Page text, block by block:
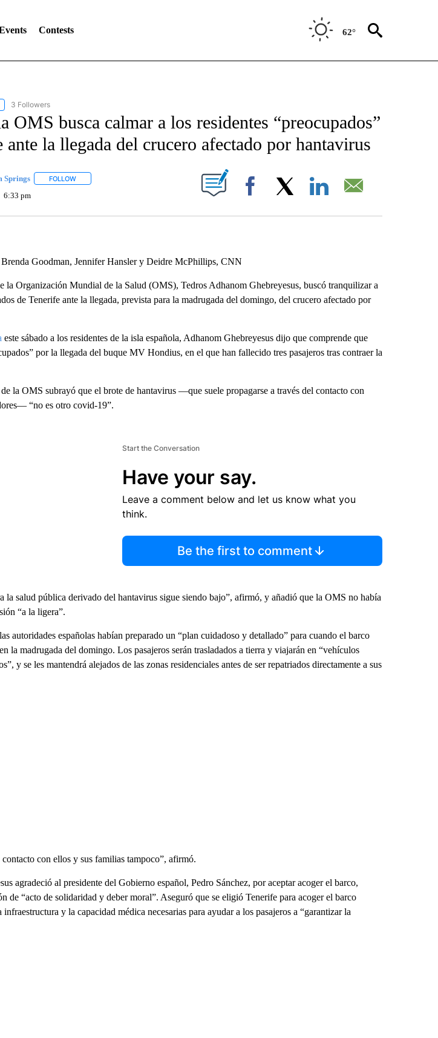
Contests 62°
"NEWS" TO RECEIVE NOTIFICATIONS ABOUT NEW PAGES ON "NEWS".
3 Followers
OMS busca calmar a los residentes “preocupados”
ante la llegada del crucero afectado por hantavirus
Springs FOLLOWFOLLOW "" TO RECEIVE NOTIFICATIONS ABOUT NEW PAGES ON "".
6:33 pm Facebook
Goodman, Jennifer Hansler y Deidre McPhillips, CNN
la Organización Mundial de la Salud (OMS), Tedros Adhanom Ghebreyesus, buscó tranquilizar a
de Tenerife ante la llegada, prevista para la madrugada del domingo, del crucero afectado por
este sábado a los residentes de la isla española, Adhanom Ghebreyesus dijo que comprende que
por la llegada del buque MV Hondius, en el que han fallecido tres pasajeros tras contraer la
la OMS subrayó que el brote de hantavirus —que suele propagarse a través del contacto con
“no es otro covid-19”.
Start the Conversation
Have your say.
Leave a comment below and let us know what you
think.
Be the first to comment
la salud pública derivado del hantavirus sigue siendo bajo”, afirmó, y añadió que la OMS no había
“a la ligera”.
autoridades españolas habían preparado un “plan cuidadoso y detallado” para cuando el barco
la madrugada del domingo. Los pasajeros serán trasladados a tierra y viajarán en “vehículos
y se les mantendrá alejados de las zonas residenciales antes de ser repatriados directamente a sus
contacto con ellos y sus familias tampoco”, afirmó.
agradeció al presidente del Gobierno español, Pedro Sánchez, por aceptar acoger el barco,
de “acto de solidaridad y deber moral”. Aseguró que se eligió Tenerife para acoger el barco
y la capacidad médica necesarias para ayudar a los pasajeros a “garantizar la